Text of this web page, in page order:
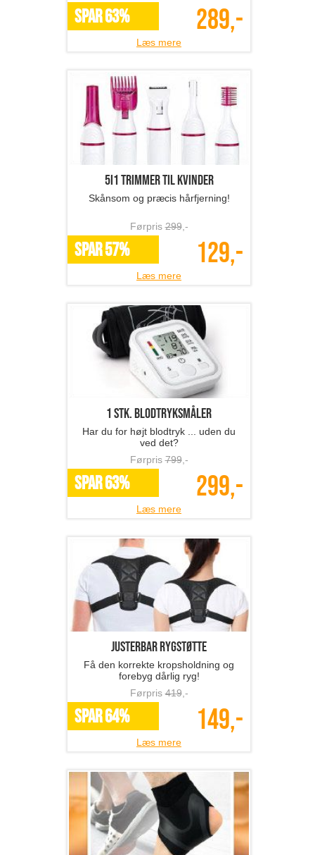
SPAR 63% 289,-
Læs mere
5i1 trimmer til kvinder
Skånsom og præcis hårfjerning!
Førpris299,-
SPAR 57% 129,-
Læs mere
1 stk. blodtryksmåler
Har du for højt blodtryk ... uden du
ved det?
Førpris799,-
SPAR 63% 299,-
Læs mere
Justerbar rygstøtte
Få den korrekte kropsholdning og
forebyg dårlig ryg!
Førpris419,-
SPAR 64% 149,-
Læs mere